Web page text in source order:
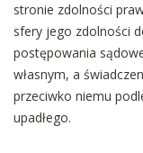
stronie zdolności
sfery jego zdolności
postępowania
własnym, a
przeciwko niemu
upadłego.